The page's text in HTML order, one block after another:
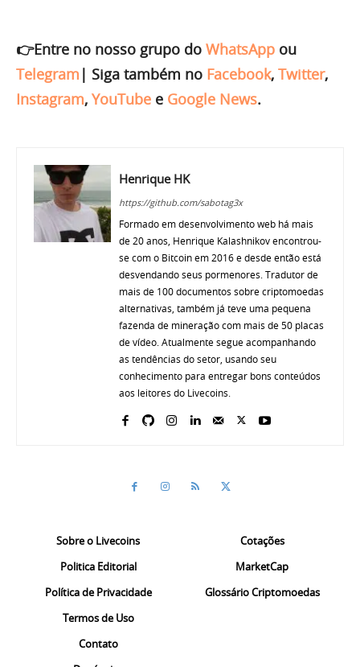
👉Entre no nosso grupo do WhatsApp ou
Telegram | Siga também no Facebook, Twitter,
Instagram, YouTube e Google News.
Henrique HK
https://github.com/sabotag3x
Formado em desenvolvimento web há mais
de 20 anos, Henrique Kalashnikov encontrou-
se com o Bitcoin em 2016 e desde então está
desvendando seus pormenores. Tradutor de
mais de 100 documentos sobre criptomoedas
alternativas, também já teve uma pequena
fazenda de mineração com mais de 50 placas
de vídeo. Atualmente segue acompanhando
as tendências do setor, usando seu
conhecimento para entregar bons conteúdos
aos leitores do Livecoins.
Sobre o Livecoins
Politica Editorial
Política de Privacidade
Termos de Uso
Contato
Cotações
MarketCap
Glossário Criptomoedas